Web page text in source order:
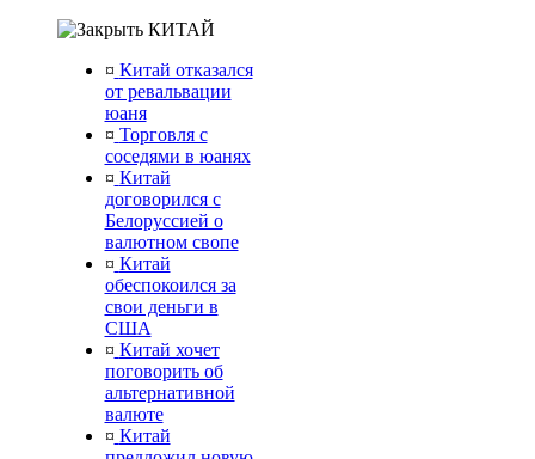
КИТАЙ
¤ Китай отказался
от ревальвации
юаня
¤ Торговля с
соседями в юанях
¤ Китай
договорился с
Белоруссией о
валютном свопе
¤ Китай
обеспокоился за
свои деньги в
США
¤ Китай хочет
поговорить об
альтернативной
валюте
¤ Китай